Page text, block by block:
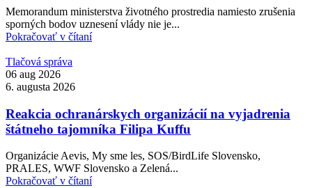
Memorandum ministerstva životného prostredia namiesto zrušenia
sporných bodov uznesení vlády nie je...
Pokračovať v čítaní
Tlačová správa
06 aug 2026
6. augusta 2026
Reakcia ochranárskych organizácií na vyjadrenia
štátneho tajomníka Filipa Kuffu
Organizácie Aevis, My sme les, SOS/BirdLife Slovensko,
PRALES, WWF Slovensko a Zelená...
Pokračovať v čítaní